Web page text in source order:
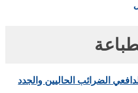
الضرائب الحاليين والجدد